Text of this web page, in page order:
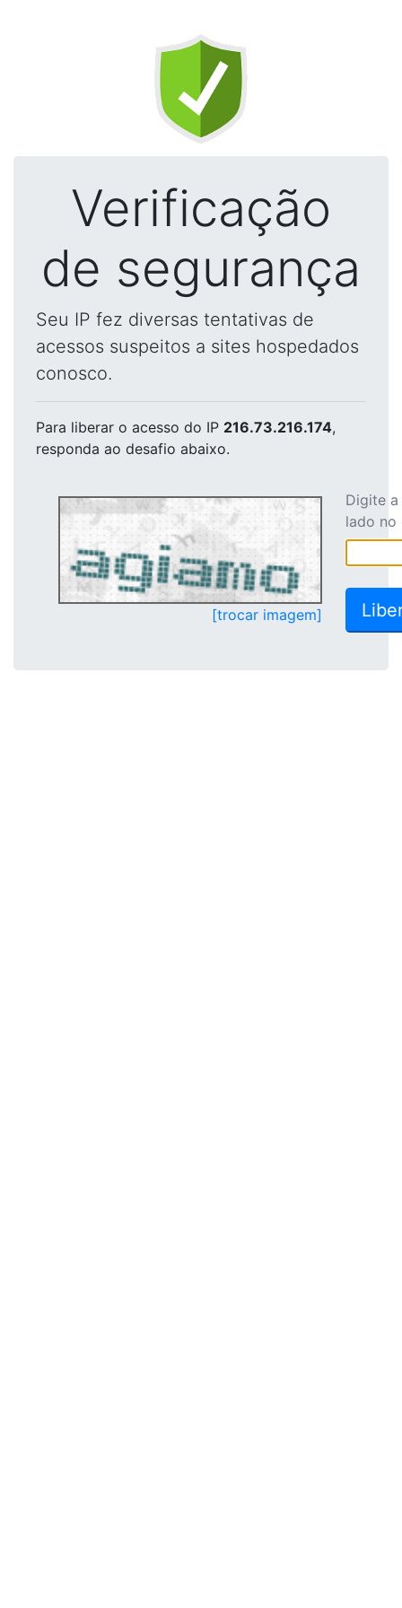
Verificação
de segurança
Seu IP fez diversas tentativas de
acessos suspeitos a sites hospedados
conosco.
Para liberar o acesso do IP 216.73.216.174,
responda ao desafio abaixo.
[trocar imagem]
Digite
lado no